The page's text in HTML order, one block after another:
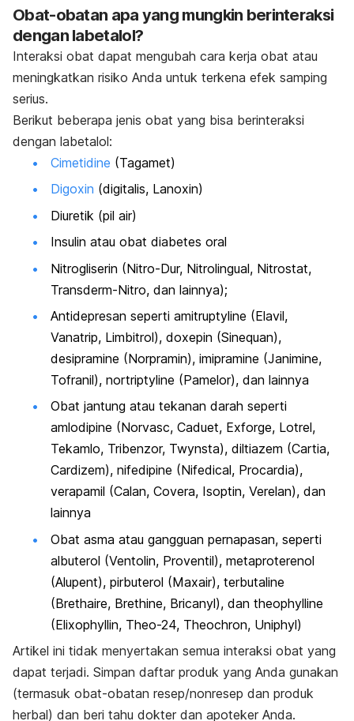
Obat-obatan apa yang mungkin berinteraksi
dengan labetalol?
Interaksi obat dapat mengubah cara kerja obat atau
meningkatkan risiko Anda untuk terkena efek samping
serius.
Berikut beberapa jenis obat yang bisa berinteraksi
dengan labetalol:
Cimetidine (Tagamet)
Digoxin (digitalis, Lanoxin)
Diuretik (pil air)
Insulin atau obat diabetes oral
Nitrogliserin (Nitro-Dur, Nitrolingual, Nitrostat,
Transderm-Nitro, dan lainnya);
Antidepresan seperti amitruptyline (Elavil,
Vanatrip, Limbitrol), doxepin (Sinequan),
desipramine (Norpramin), imipramine (Janimine,
Tofranil), nortriptyline (Pamelor), dan lainnya
Obat jantung atau tekanan darah seperti
amlodipine (Norvasc, Caduet, Exforge, Lotrel,
Tekamlo, Tribenzor, Twynsta), diltiazem (Cartia,
Cardizem), nifedipine (Nifedical, Procardia),
verapamil (Calan, Covera, Isoptin, Verelan), dan
lainnya
Obat asma atau gangguan pernapasan, seperti
albuterol (Ventolin, Proventil), metaproterenol
(Alupent), pirbuterol (Maxair), terbutaline
(Brethaire, Brethine, Bricanyl), dan theophylline
(Elixophyllin, Theo-24, Theochron, Uniphyl)
Artikel ini tidak menyertakan semua interaksi obat yang
dapat terjadi. Simpan daftar produk yang Anda gunakan
(termasuk obat-obatan resep/nonresep dan produk
herbal) dan beri tahu dokter dan apoteker Anda.